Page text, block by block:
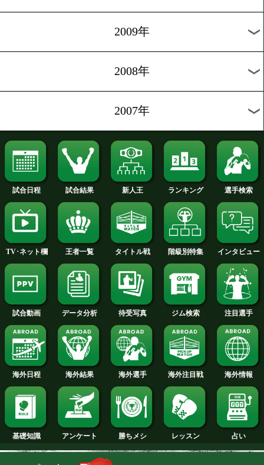
2019年
2018年
2017年
2016年
2015年
2014年
2013年
2012年
2011年
2010年